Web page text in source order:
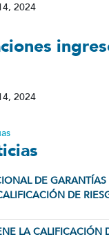
2024
2024
DE GARANTÍAS
DE
LA CALIFICACIÓN